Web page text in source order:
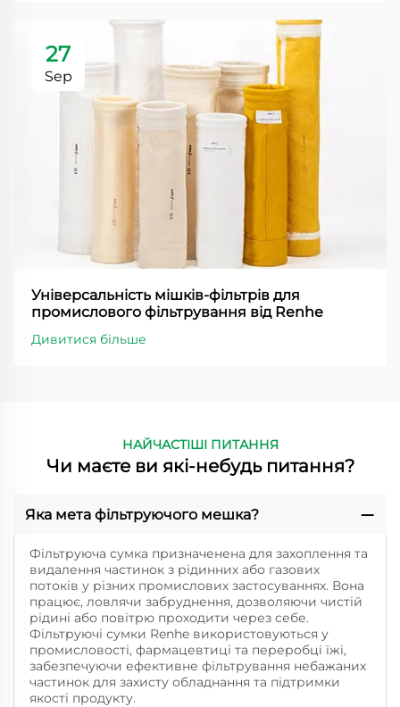
27
Sep
Універсальність мішків-фільтрів для
промислового фільтрування від Renhe
Дивитися більше
НАЙЧАСТІШІ ПИТАННЯ
Чи маєте ви які-небудь питання?
Яка мета фільтруючого мешка?
Фільтруюча сумка призначенена для захоплення та
видалення частинок з рідинних або газових
потоків у різних промислових застосуваннях. Вона
працює, ловлячи забруднення, дозволяючи чистій
рідині або повітрю проходити через себе.
Фільтруючі сумки Renhe використовуються у
промисловості, фармацевтиці та переробці їжі,
забезпечуючи ефективне фільтрування небажаних
частинок для захисту обладнання та підтримки
якості продукту.